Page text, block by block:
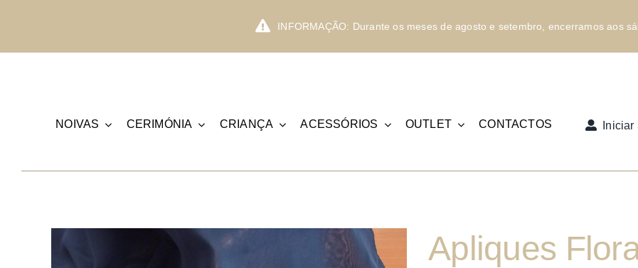
INFORMAÇÃO: Durante os meses de agosto e setembro, encerramos aos
NOIVAS CERIMÓNIA CRIANÇA ACESSÓRIOS OUTLET CONTACTOS
Apliques